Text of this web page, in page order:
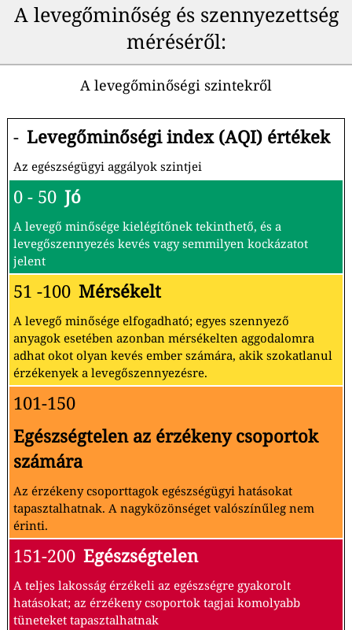
A levegőminőség és szennyezettség
méréséről:
A levegőminőségi szintekről
- Levegőminőségi index (AQI) értékek
Az egészségügyi aggályok szintjei
0 - 50 Jó
A levegő minősége kielégítőnek tekinthető, és a
levegőszennyezés kevés vagy semmilyen kockázatot
jelent
51 -100 Mérsékelt
A levegő minősége elfogadható; egyes szennyező
anyagok esetében azonban mérsékelten aggodalomra
adhat okot olyan kevés ember számára, akik szokatlanul
érzékenyek a levegőszennyezésre.
101-150
Egészségtelen az érzékeny csoportok
számára
Az érzékeny csoporttagok egészségügyi hatásokat
tapasztalhatnak. A nagyközönséget valószínűleg nem
érinti.
151-200 Egészségtelen
A teljes lakosság érzékeli az egészségre gyakorolt
hatásokat; az érzékeny csoportok tagjai komolyabb
tüneteket tapasztalhatnak